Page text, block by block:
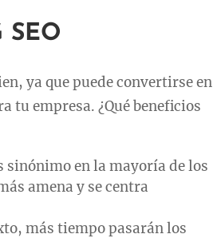
SEO
ya que puede convertirse en
tu empresa. ¿Qué beneficios
sinónimo en la mayoría de los
amena y se centra
más tiempo pasarán los